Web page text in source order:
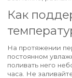
Как
На протяжении
постоянном
поливать него
часа. Не